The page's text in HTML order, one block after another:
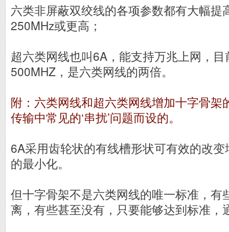
六类非屏蔽双绞线的各项参数都有大幅提
250MHz或更高；
超六类网线也叫6A，能支持万兆上网，
500MHZ，是六类网线的两倍。
附：六类网线和超六类网线增加十字骨架
传输中常见的‘串扰’问题而设的。
6A采用齿轮状的有线槽形状可有效的改
的最小化。
但十字骨架不是六类网线的唯一标准，有
离，有些甚至没有，只要能够达到标准，